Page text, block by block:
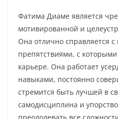
Фатима Диаме является
мотивированной и
Она отлично справляется
препятствиями, с которыми
карьере. Она работает
навыками, постоянно
стремится быть лучшей в
самодисциплина и